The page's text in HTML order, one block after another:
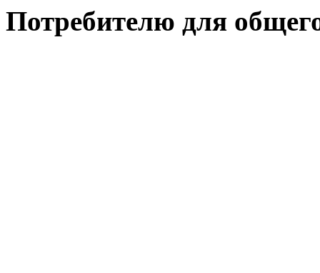
Потребителю для